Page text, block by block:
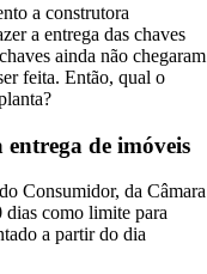
a construtora
a entrega das chaves
ainda não chegaram
feita. Então, qual o
de imóveis
Consumidor, da Câmara
dias como limite para
a partir do dia